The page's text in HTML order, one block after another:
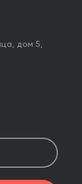
дом 5,